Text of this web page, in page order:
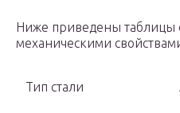
Ниже приведены таблицы
механическими
Тип стали